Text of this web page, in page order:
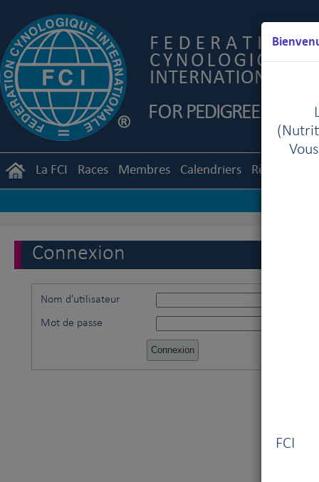
FCI
La FCI Races Membres Calendriers Règlements
Connexion
Nom d'utilisateur
Mot de passe